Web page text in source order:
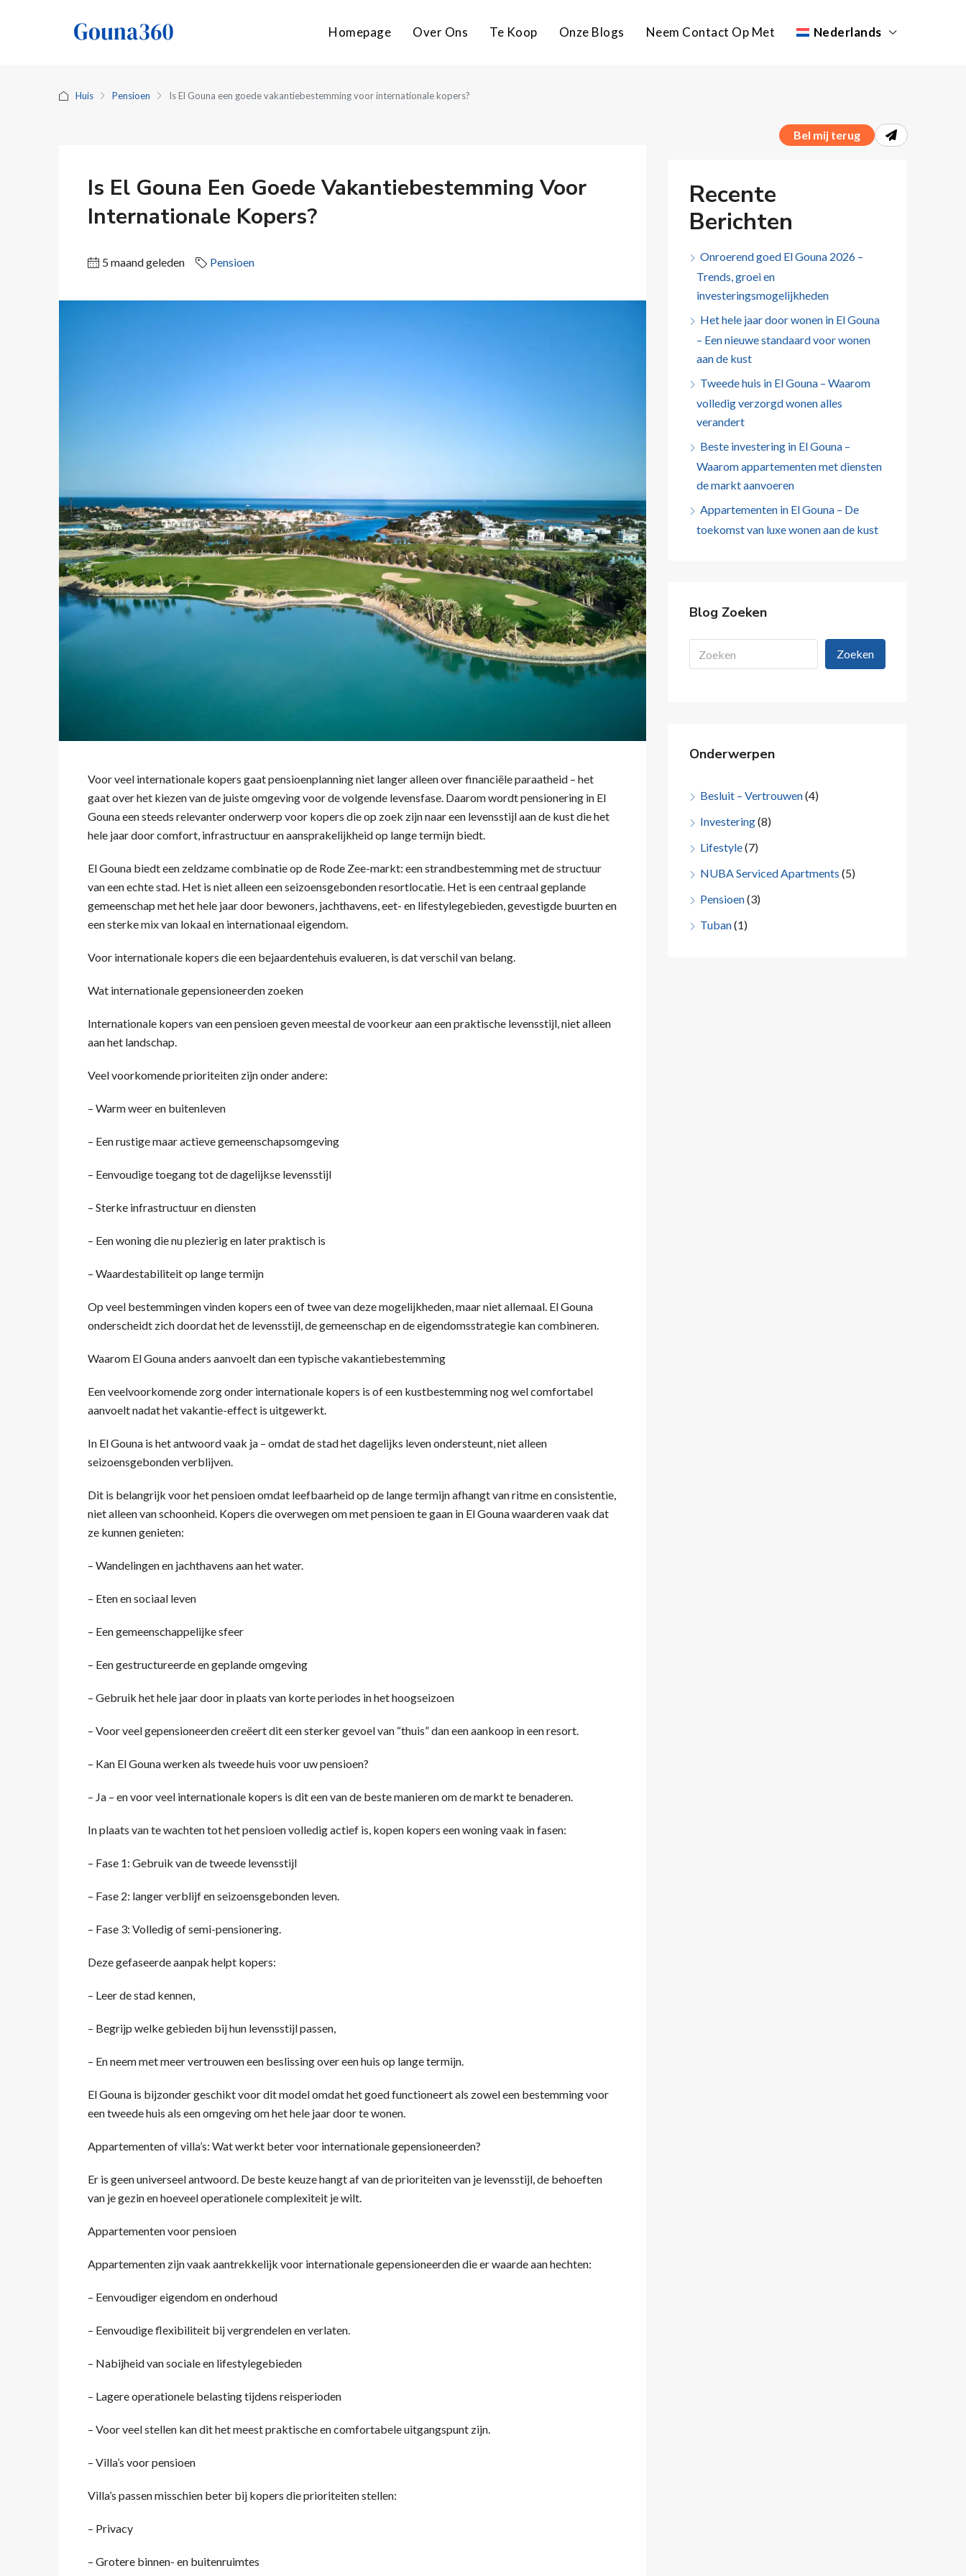
Homepage Over Ons Te Koop Onze Blogs Neem Contact Op Met Nederlands
Huis Pensioen Is El Gouna een goede vakantiebestemming voor internationale kopers?
Bel mij terug
Is El Gouna Een Goede Vakantiebestemming Voor
Internationale Kopers?
5 maand geleden Pensioen
Voor veel internationale kopers gaat pensioenplanning niet langer alleen over financiële paraatheid – het
gaat over het kiezen van de juiste omgeving voor de volgende levensfase. Daarom wordt pensionering in El
Gouna een steeds relevanter onderwerp voor kopers die op zoek zijn naar een levensstijl aan de kust die het
hele jaar door comfort, infrastructuur en aansprakelijkheid op lange termijn biedt.
El Gouna biedt een zeldzame combinatie op de Rode Zee-markt: een strandbestemming met de structuur
van een echte stad. Het is niet alleen een seizoensgebonden resortlocatie. Het is een centraal geplande
gemeenschap met het hele jaar door bewoners, jachthavens, eet- en lifestylegebieden, gevestigde buurten en
een sterke mix van lokaal en internationaal eigendom.
Voor internationale kopers die een bejaardentehuis evalueren, is dat verschil van belang.
Wat internationale gepensioneerden zoeken
Internationale kopers van een pensioen geven meestal de voorkeur aan een praktische levensstijl, niet alleen
aan het landschap.
Veel voorkomende prioriteiten zijn onder andere:
– Warm weer en buitenleven
– Een rustige maar actieve gemeenschapsomgeving
– Eenvoudige toegang tot de dagelijkse levensstijl
– Sterke infrastructuur en diensten
– Een woning die nu plezierig en later praktisch is
– Waardestabiliteit op lange termijn
Op veel bestemmingen vinden kopers een of twee van deze mogelijkheden, maar niet allemaal. El Gouna
onderscheidt zich doordat het de levensstijl, de gemeenschap en de eigendomsstrategie kan combineren.
Waarom El Gouna anders aanvoelt dan een typische vakantiebestemming
Een veelvoorkomende zorg onder internationale kopers is of een kustbestemming nog wel comfortabel
aanvoelt nadat het vakantie-effect is uitgewerkt.
In El Gouna is het antwoord vaak ja – omdat de stad het dagelijks leven ondersteunt, niet alleen
seizoensgebonden verblijven.
Dit is belangrijk voor het pensioen omdat leefbaarheid op de lange termijn afhangt van ritme en consistentie,
niet alleen van schoonheid. Kopers die overwegen om met pensioen te gaan in El Gouna waarderen vaak dat
ze kunnen genieten:
– Wandelingen en jachthavens aan het water.
– Eten en sociaal leven
– Een gemeenschappelijke sfeer
– Een gestructureerde en geplande omgeving
– Gebruik het hele jaar door in plaats van korte periodes in het hoogseizoen
– Voor veel gepensioneerden creëert dit een sterker gevoel van “thuis” dan een aankoop in een resort.
– Kan El Gouna werken als tweede huis voor uw pensioen?
– Ja – en voor veel internationale kopers is dit een van de beste manieren om de markt te benaderen.
In plaats van te wachten tot het pensioen volledig actief is, kopen kopers een woning vaak in fasen:
– Fase 1: Gebruik van de tweede levensstijl
– Fase 2: langer verblijf en seizoensgebonden leven.
– Fase 3: Volledig of semi-pensionering.
Deze gefaseerde aanpak helpt kopers:
– Leer de stad kennen,
– Begrijp welke gebieden bij hun levensstijl passen,
– En neem met meer vertrouwen een beslissing over een huis op lange termijn.
El Gouna is bijzonder geschikt voor dit model omdat het goed functioneert als zowel een bestemming voor
een tweede huis als een omgeving om het hele jaar door te wonen.
Appartementen of villa’s: Wat werkt beter voor internationale gepensioneerden?
Er is geen universeel antwoord. De beste keuze hangt af van de prioriteiten van je levensstijl, de behoeften
van je gezin en hoeveel operationele complexiteit je wilt.
Appartementen voor pensioen
Appartementen zijn vaak aantrekkelijk voor internationale gepensioneerden die er waarde aan hechten:
– Eenvoudiger eigendom en onderhoud
– Eenvoudige flexibiliteit bij vergrendelen en verlaten.
– Nabijheid van sociale en lifestylegebieden
– Lagere operationele belasting tijdens reisperioden
– Voor veel stellen kan dit het meest praktische en comfortabele uitgangspunt zijn.
– Villa’s voor pensioen
Villa’s passen misschien beter bij kopers die prioriteiten stellen:
– Privacy
– Grotere binnen- en buitenruimtes
Recente
Berichten
Onroerend goed El Gouna 2026 –
Trends, groei en
investeringsmogelijkheden
Het hele jaar door wonen in El Gouna
– Een nieuwe standaard voor wonen
aan de kust
Tweede huis in El Gouna – Waarom
volledig verzorgd wonen alles
verandert
Beste investering in El Gouna –
Waarom appartementen met diensten
de markt aanvoeren
Appartementen in El Gouna – De
toekomst van luxe wonen aan de kust
Blog Zoeken
Zoeken
Onderwerpen
Besluit – Vertrouwen(4)
Investering(8)
Lifestyle(7)
NUBA Serviced Apartments (5)
Pensioen(3)
Tuban(1)